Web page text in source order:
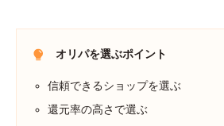
オリパを選ぶポイント
信頼できるショップを選ぶ
還元率の高さで選ぶ